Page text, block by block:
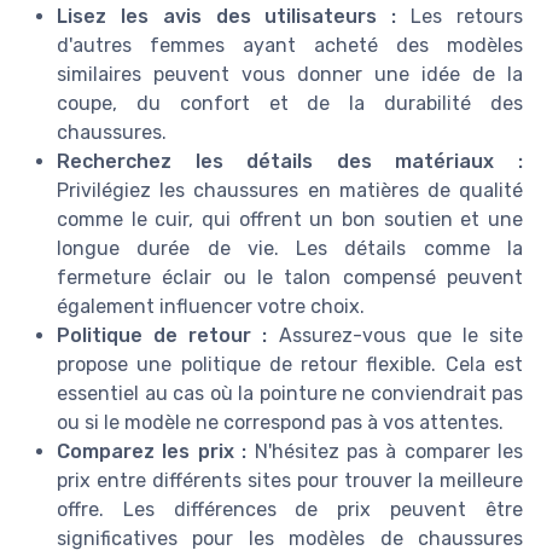
Lisez les avis des utilisateurs : Les retours
d'autres femmes ayant acheté des modèles
similaires peuvent vous donner une idée de la
coupe, du confort et de la durabilité des
chaussures.
Recherchez les détails des matériaux :
Privilégiez les chaussures en matières de qualité
comme le cuir, qui offrent un bon soutien et une
longue durée de vie. Les détails comme la
fermeture éclair ou le talon compensé peuvent
également influencer votre choix.
Politique de retour : Assurez-vous que le site
propose une politique de retour flexible. Cela est
essentiel au cas où la pointure ne conviendrait pas
ou si le modèle ne correspond pas à vos attentes.
Comparez les prix : N'hésitez pas à comparer les
prix entre différents sites pour trouver la meilleure
offre. Les différences de prix peuvent être
significatives pour les modèles de chaussures